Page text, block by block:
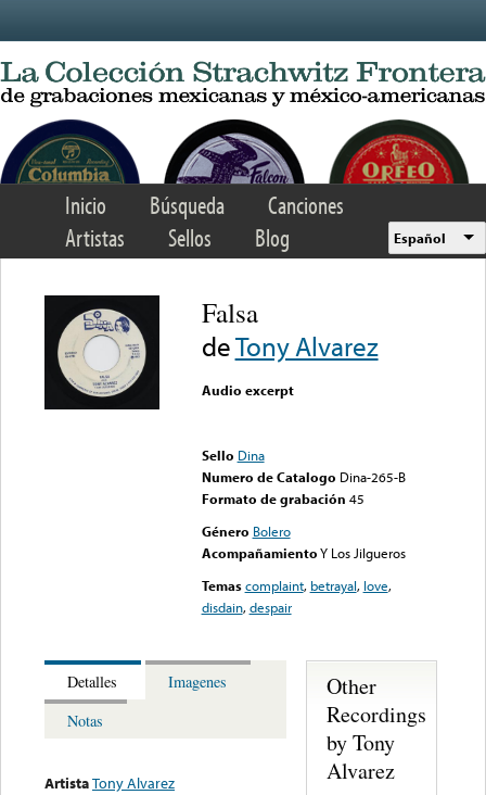
Inicio Búsqueda
Canciones
Artistas
Sellos Blog Español
Falsa
deTony Alvarez
Audio excerpt
Sello Dina
Numero de Catalogo Dina-265-B
Formato de grabación 45
Género Bolero
AcompañamientoY Los Jilgueros
Temas complaint, betrayal, love,
disdain,despair
Detalles
Imagenes
Notas
ArtistaTony Alvarez
Other
Recordings
by Tony
Alvarez